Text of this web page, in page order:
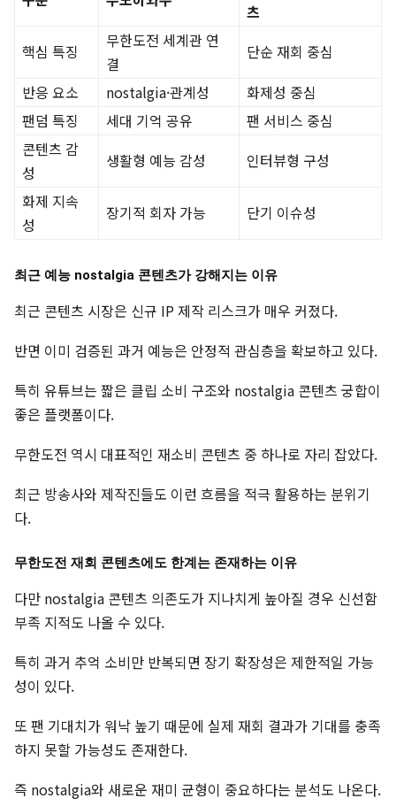
츠
핵심 특징
무한도전 세계관 연
결
단순 재회 중심
반응 요소
nostalgia·관계성
화제성 중심
팬덤 특징
세대 기억 공유
팬 서비스 중심
콘텐츠 감
성
생활형 예능 감성
인터뷰형 구성
화제 지속
성
장기적 회자 가능 단기 이슈성
최근 예능 nostalgia 콘텐츠가 강해지는 이유
최근 콘텐츠 시장은 신규 IP 제작 리스크가 매우 커졌다.
반면 이미 검증된 과거 예능은 안정적 관심층을 확보하고 있다.
특히 유튜브는 짧은 클립 소비 구조와 nostalgia 콘텐츠 궁합이
좋은 플랫폼이다.
무한도전 역시 대표적인 재소비 콘텐츠 중 하나로 자리 잡았다.
최근 방송사와 제작진들도 이런 흐름을 적극 활용하는 분위기
다.
무한도전 재회 콘텐츠에도 한계는 존재하는 이유
다만 nostalgia 콘텐츠 의존도가 지나치게 높아질 경우 신선함
부족 지적도 나올 수 있다.
특히 과거 추억 소비만 반복되면 장기 확장성은 제한적일 가능
성이 있다.
또 팬 기대치가 워낙 높기 때문에 실제 재회 결과가 기대를 충족
하지 못할 가능성도 존재한다.
즉 nostalgia와 새로운 재미 균형이 중요하다는 분석도 나온다.